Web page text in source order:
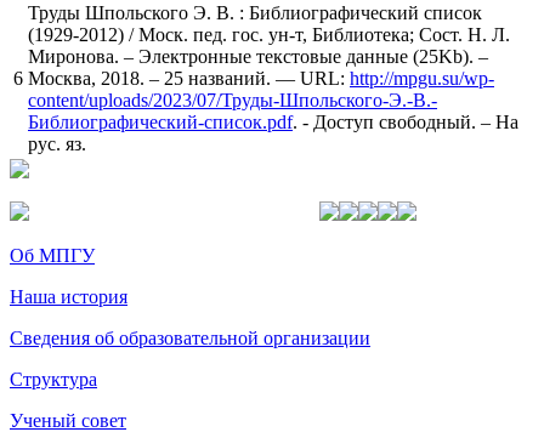
6
Труды Шпольского Э. В. : Библиографический список
(1929-2012) / Моск. пед. гос. ун-т, Библиотека; Сост. Н. Л.
Миронова. – Электронные текстовые данные (25Kb). –
Москва, 2018. – 25 названий. — URL: http://mpgu.su/wp-
content/uploads/2023/07/Труды-Шпольского-Э.-В.-
Библиографический-список.pdf. - Доступ свободный. – На
рус. яз.
Об МПГУ
Наша история
Сведения об образовательной организации
Структура
Ученый совет